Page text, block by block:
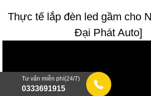
Thực tế lắp đèn led gầm cho
Đại Phát Auto]
Tư vấn miễn phí(24/7)
0333691915